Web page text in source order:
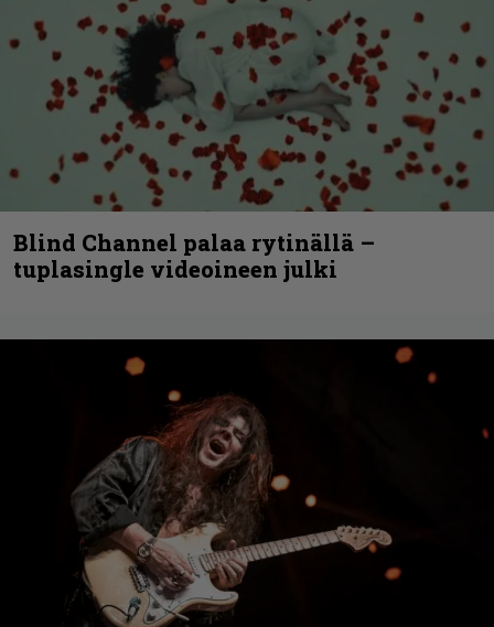
Blind Channel palaa rytinällä –
tuplasingle videoineen julki